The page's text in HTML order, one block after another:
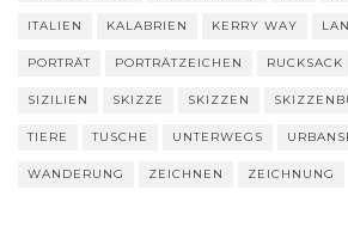
ITALIEN KALABRIEN KERRY WAY
PORTRÄT PORTRÄTZEICHEN RUCKSACK
SIZILIEN SKIZZE SKIZZEN
TIERE TUSCHE UNTERWEGS
WANDERUNG ZEICHNEN ZEICHNUNG